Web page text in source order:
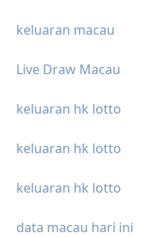
keluaran macau
Live Draw Macau
keluaran hk lotto
keluaran hk lotto
keluaran hk lotto
data macau hari ini